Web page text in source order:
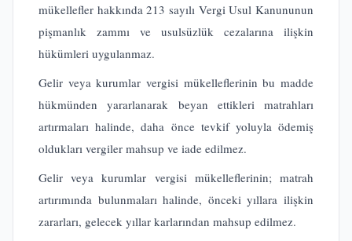
mükellefler hakkında 213 sayılı Vergi Usul Kanununun
pişmanlık zammı ve usulsüzlük cezalarına ilişkin
hükümleri uygulanmaz.
Gelir veya kurumlar vergisi mükelleflerinin bu madde
hükmünden yararlanarak beyan ettikleri matrahları
artırmaları halinde, daha önce tevkif yoluyla ödemiş
oldukları vergiler mahsup ve iade edilmez.
Gelir veya kurumlar vergisi mükelleflerinin; matrah
artırımında bulunmaları halinde, önceki yıllara ilişkin
zararları, gelecek yıllar karlarından mahsup edilmez.